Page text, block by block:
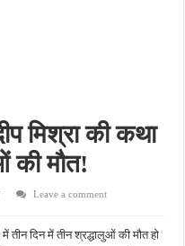
अस्पताल पहुंचने से पहले तोड़ा दम
मिश्रा की कथा
की मौत!
Leave a comment
तीन दिन में तीन श्रद्धालुओं की मौत हो